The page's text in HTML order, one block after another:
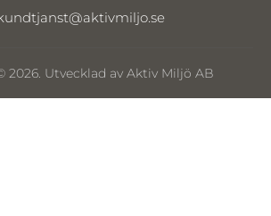
2026. Utvecklad av Aktiv Miljö AB